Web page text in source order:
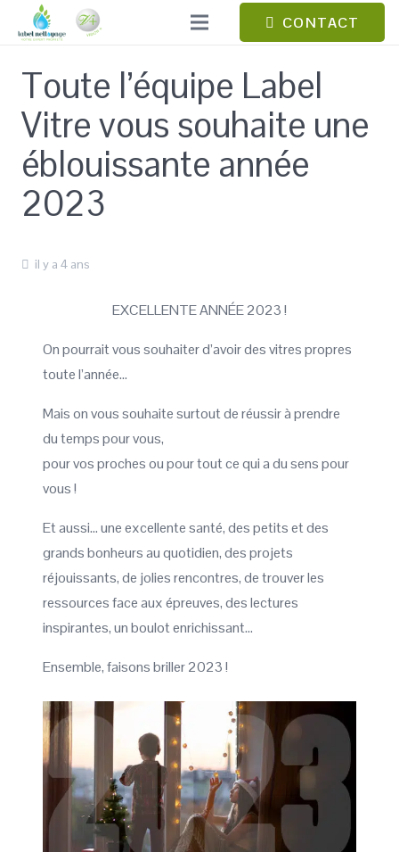
CONTACT
Toute l’équipe Label
Vitre vous souhaite une
éblouissante année
2023
il y a 4 ans
EXCELLENTE ANNÉE 2023 !
On pourrait vous souhaiter d’avoir des vitres propres
toute l’année…
Mais on vous souhaite surtout de réussir à prendre
du temps pour vous,
pour vos proches ou pour tout ce qui a du sens pour
vous !
Et aussi… une excellente santé, des petits et des
grands bonheurs au quotidien, des projets
réjouissants, de jolies rencontres, de trouver les
ressources face aux épreuves, des lectures
inspirantes, un boulot enrichissant…
Ensemble, faisons briller 2023 !